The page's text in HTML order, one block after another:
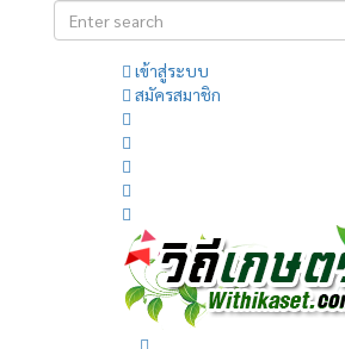
เข้าสู่ระบบ
สมัครสมาชิก